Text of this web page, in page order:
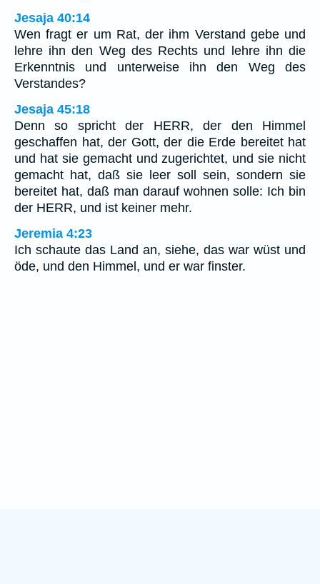
Jesaja 40:14
Wen fragt er um Rat, der ihm Verstand gebe und
lehre ihn den Weg des Rechts und lehre ihn die
Erkenntnis und unterweise ihn den Weg des
Verstandes?
Jesaja 45:18
Denn so spricht der HERR, der den Himmel
geschaffen hat, der Gott, der die Erde bereitet hat
und hat sie gemacht und zugerichtet, und sie nicht
gemacht hat, daß sie leer soll sein, sondern sie
bereitet hat, daß man darauf wohnen solle: Ich bin
der HERR, und ist keiner mehr.
Jeremia 4:23
Ich schaute das Land an, siehe, das war wüst und
öde, und den Himmel, und er war finster.